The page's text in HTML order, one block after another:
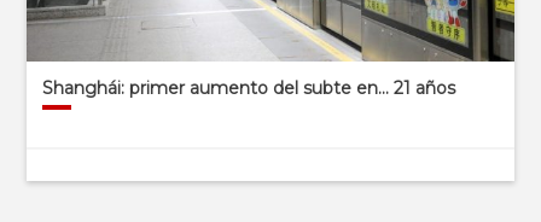
Shanghái: primer aumento del subte en… 21 años